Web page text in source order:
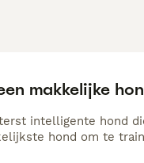
makkelijke
intelligente hond
hond om te